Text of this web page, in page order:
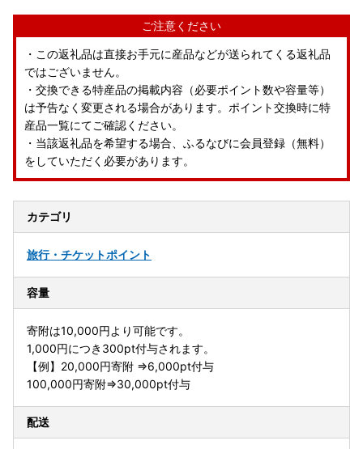
ご注意ください
・この返礼品は直接お手元に産品などが送られてくる返礼品
ではございません。
・交換できる特産品の掲載内容（必要ポイント数や容量等）
は予告なく変更される場合があります。ポイント交換時に特
産品一覧にてご確認ください。
・当該返礼品を希望する場合、ふるなびに会員登録（無料）
をしていただく必要があります。
カテゴリ
旅行・チケットポイント
容量
寄附は10,000円より可能です。
1,000円につき300pt付与されます。
【例】20,000円寄附 ⇒6,000pt付与
100,000円寄附⇒30,000pt付与
配送